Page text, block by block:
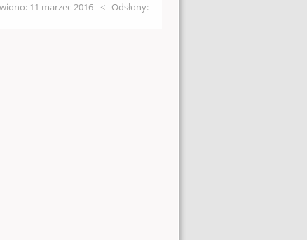
11 marzec 2016
Odsłony: